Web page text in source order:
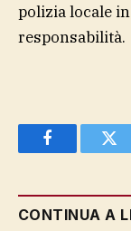
polizia locale
responsabilità.
Facebook
CONTINUA A